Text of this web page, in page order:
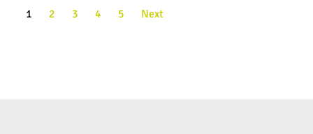
1 2 3 4 5 Next